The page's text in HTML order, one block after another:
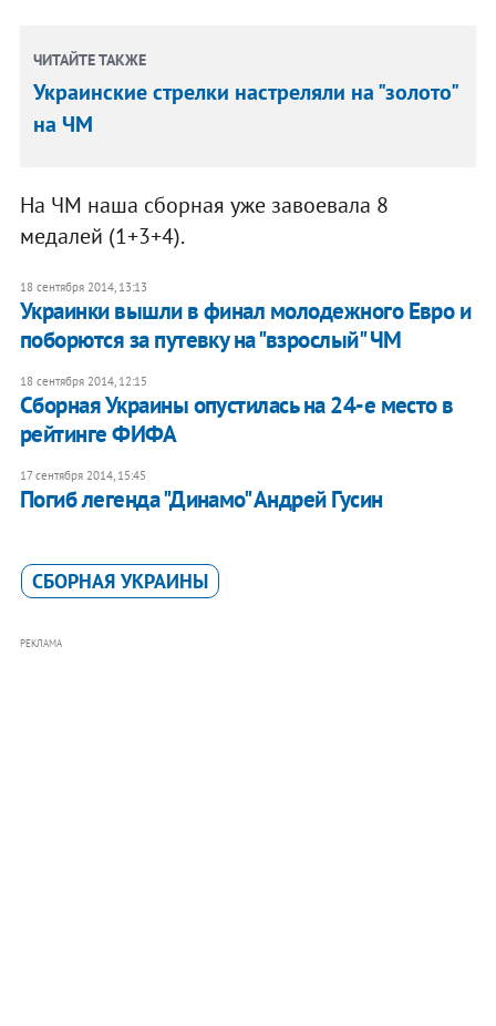
ЧИТАЙТЕ ТАКЖЕ
Украинские стрелки настреляли на "золото"
на ЧМ
На ЧМ наша сборная уже завоевала 8
медалей (1+3+4).
18 сентября 2014, 13:13
Украинки вышли в финал молодежного Евро и
поборются за путевку на "взрослый" ЧМ
18 сентября 2014, 12:15
Сборная Украины опустилась на 24-е место в
рейтинге ФИФА
17 сентября 2014, 15:45
Погиб легенда "Динамо" Андрей Гусин
СБОРНАЯ УКРАИНЫ
РЕКЛАМА